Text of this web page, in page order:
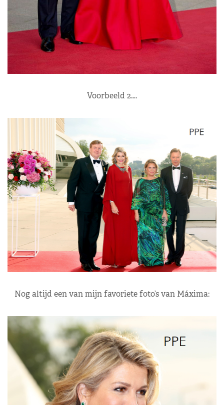
Voorbeeld 2….
Nog altijd een van mijn favoriete foto’s van Máxima: